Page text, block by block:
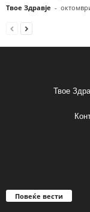
Твое Здравје -
Твое
Повеќе вести